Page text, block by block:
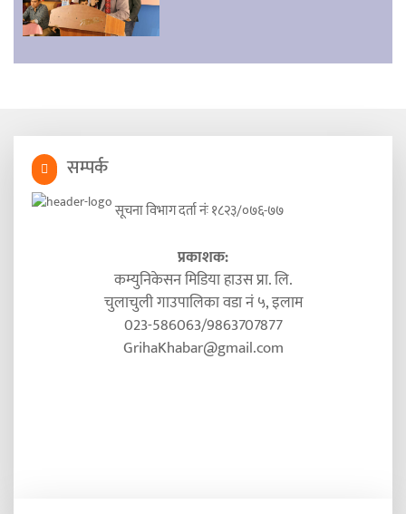
सम्पर्क
सूचना विभाग दर्ता नंः १८२३/०७६-७७
प्रकाशक:
कम्युनिकेसन मिडिया हाउस प्रा. लि.
चुलाचुली गाउपालिका वडा नं ५, इलाम
023-586063/9863707877
GrihaKhabar@gmail.com